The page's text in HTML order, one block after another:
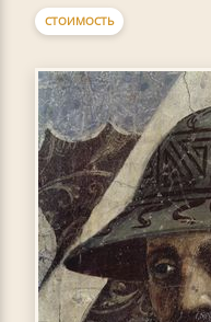
СТОИМОСТЬ